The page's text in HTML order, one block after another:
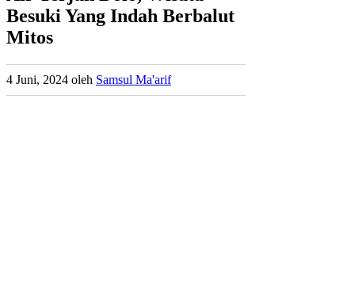
Besuki Yang Indah Berbalut
Mitos
4 Juni, 2024 oleh Samsul Ma'arif